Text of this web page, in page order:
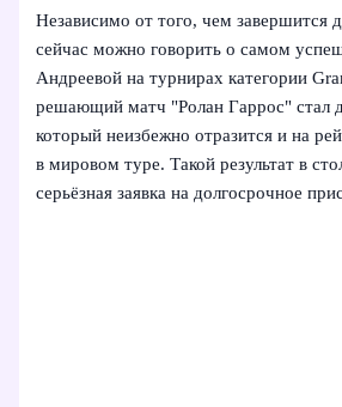
Независимо от того, чем завершится
сейчас можно говорить о самом
Андреевой на турнирах категории
решающий матч "Ролан Гаррос" стал
который неизбежно отразится и на
в мировом туре. Такой результат в
серьёзная заявка на долгосрочное